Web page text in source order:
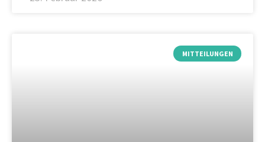
MITTEILUNGEN